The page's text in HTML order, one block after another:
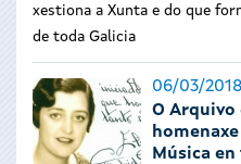
xestiona a Xunta e do que
de toda Galicia
06/03/2018
O
Música